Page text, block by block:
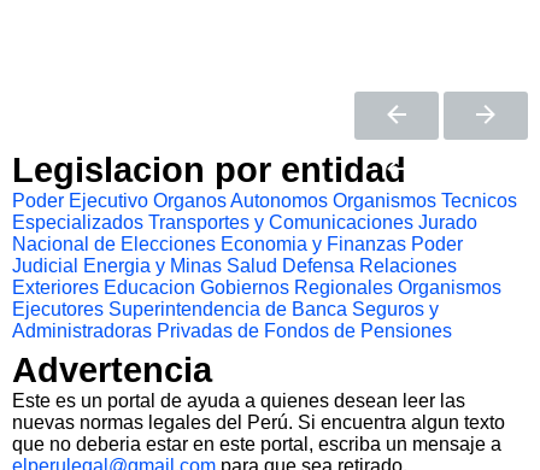
Legislacion por entidad
Poder Ejecutivo Organos Autonomos Organismos Tecnicos
Especializados Transportes y Comunicaciones Jurado
Nacional de Elecciones Economia y Finanzas Poder
Judicial
Energia y Minas Salud Defensa Relaciones
Exteriores Educacion Gobiernos Regionales Organismos
Ejecutores Superintendencia de Banca Seguros y
Administradoras Privadas de Fondos de Pensiones
Advertencia
Este es un portal de ayuda a quienes desean leer las
nuevas normas legales del Perú. Si encuentra algun texto
que no deberia estar en este portal, escriba un mensaje a
elperulegal@gmail.com para que sea retirado.